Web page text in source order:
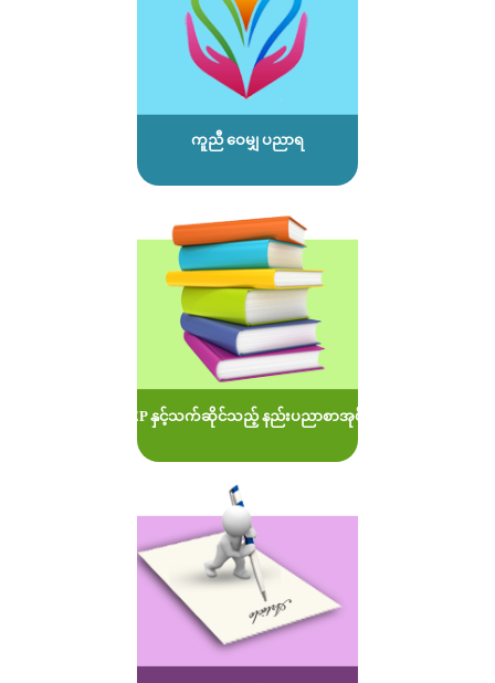
ကူညီ ဝေမျှ ပညာရ
MOEP နှင့်သက်ဆိုင်သည့် နည်းပညာစာအုပ်များ